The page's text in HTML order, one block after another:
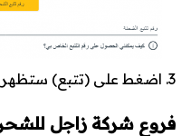
اضغط على (تتبع) ستظهر
فروع شركة زاجل